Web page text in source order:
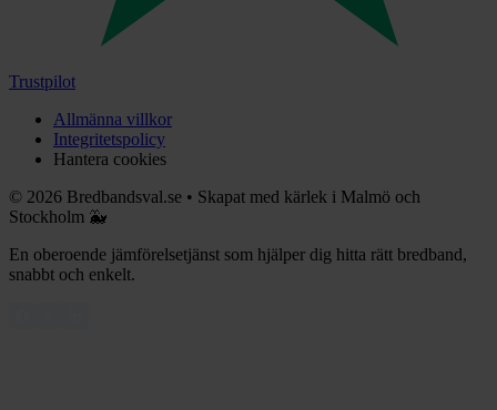
Trustpilot
Allmänna villkor
Integritetspolicy
Hantera cookies
© 2026 Bredbandsval.se • Skapat med kärlek i Malmö och
Stockholm 🐳
En oberoende jämförelsetjänst som hjälper dig hitta rätt bredband,
snabbt och enkelt.